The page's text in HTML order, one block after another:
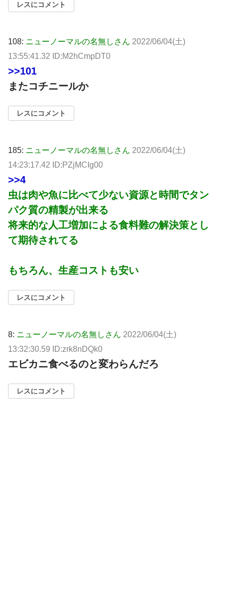
レスにコメント
108: ニューノーマルの名無しさん 2022/06/04(土)
13:55:41.32 ID:M2hCmpDT0
>>101
またコチニールか
レスにコメント
185: ニューノーマルの名無しさん 2022/06/04(土)
14:23:17.42 ID:PZjMCIg00
>>4
虫は肉や魚に比べて少ない資源と時間でタン
パク質の精製が出来る
将来的な人工増加による食料難の解決策とし
て期待されてる
もちろん、生産コストも安い
レスにコメント
8: ニューノーマルの名無しさん 2022/06/04(土)
13:32:30.59 ID:zrk8nDQk0
エビカニ食べるのと変わらんだろ
レスにコメント